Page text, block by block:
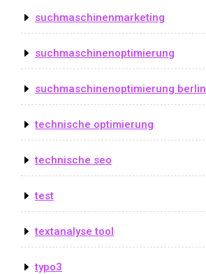
suchmaschinenmarketing
suchmaschinenoptimierung
suchmaschinenoptimierung berlin
technische optimierung
technische seo
test
textanalyse tool
typo3